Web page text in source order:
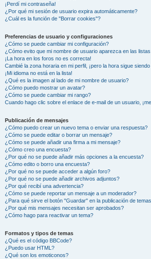
¡Perdí mi contraseña!
¿Por qué mi sesión de usuario expira automáticamente?
¿Cuál es la función de "Borrar cookies"?
Preferencias de usuario y configuraciones
¿Cómo se puede cambiar mi configuración?
¿Cómo evito que mi nombre de usuario aparezca en las
¡La hora en los foros no es correcta!
Cambié la zona horaria en mi perfil, ¡pero la hora sigue
¡Mi idioma no está en la lista!
¿Qué es la imagen al lado de mi nombre de usuario?
¿Cómo puedo mostrar un avatar?
¿Cómo se puede cambiar mi rango?
Cuando hago clic sobre el enlace de e-mail de un usuario,
Publicación de mensajes
¿Cómo puedo crear un nuevo tema o enviar una respuesta?
¿Cómo se puede editar o borrar un mensaje?
¿Cómo se puede añadir una firma a mi mensaje?
¿Cómo creo una encuesta?
¿Por qué no se puede añadir más opciones a la encuesta?
¿Cómo edito o borro una encuesta?
¿Por qué no se puede acceder a algún foro?
¿Por qué no se puede añadir archivos adjuntos?
¿Por qué recibí una advertencia?
¿Cómo se puede reportar un mensaje a un moderador?
¿Para qué sirve el botón "Guardar" en la publicación de
¿Por qué mis mensajes necesitan ser aprobados?
¿Cómo hago para reactivar un tema?
Formatos y tipos de temas
¿Qué es el código BBCode?
¿Puedo usar HTML?
¿Qué son los emoticonos?